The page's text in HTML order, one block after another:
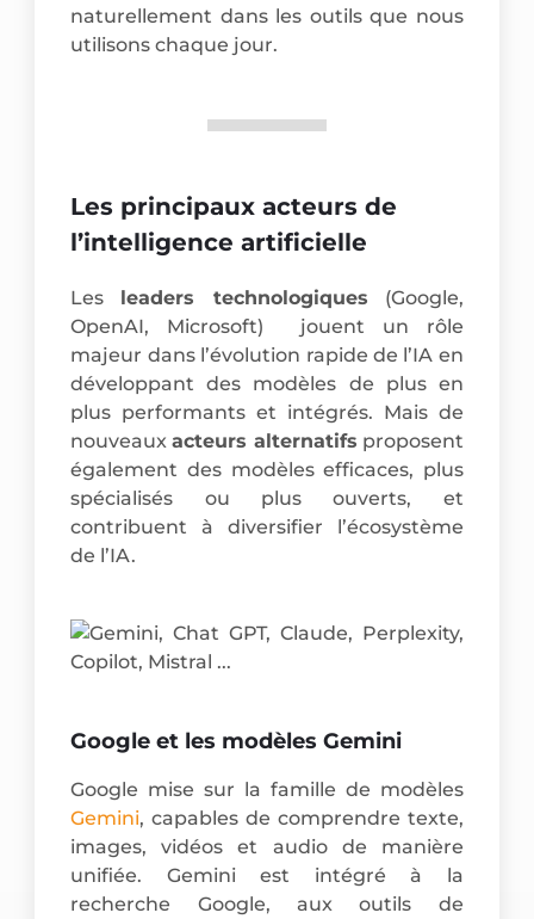
naturellement dans les outils que nous
utilisons chaque jour.
Les principaux acteurs de
l’intelligence artificielle
Les leaders technologiques (Google,
OpenAI, Microsoft) jouent un rôle
majeur dans l’évolution rapide de l’IA en
développant des modèles de plus en
plus performants et intégrés. Mais de
nouveauxacteurs alternatifs proposent
également des modèles efficaces, plus
spécialisés ou plus ouverts, et
contribuent à diversifier l’écosystème
de l’IA.
Google et les modèles Gemini
Google mise sur la famille de modèles
Gemini, capables de comprendre texte,
images, vidéos et audio de manière
unifiée. Gemini est intégré à la
recherche Google, aux outils de